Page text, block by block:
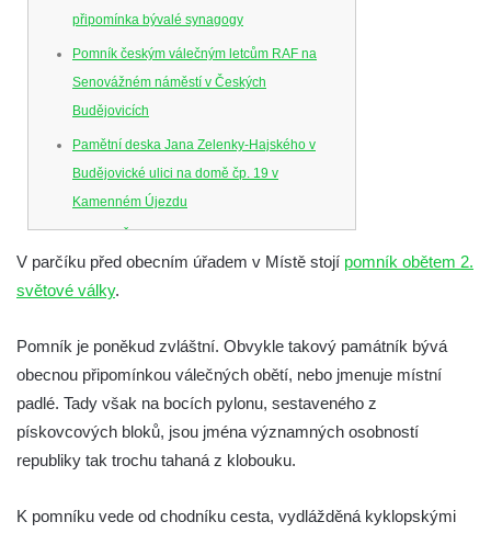
připomínka bývalé synagogy
Pomník českým válečným letcům RAF na
Senovážném náměstí v Českých
Budějovicích
Pamětní deska Jana Zelenky-Hajského v
Budějovické ulici na domě čp. 19 v
Kamenném Újezdu
Kenotaf Šimona Valhy na starém hřbitově v
Kamenném Újezdě
Kenotaf Václava B. Hájka na starém
Pomník obětem válek na Náměstí v
Kamenném Újezdě
Kenotaf Jana Mojžiše na hřbitově ve
Velešíně
Velešíně
V parčíku před obecním úřadem v Místě stojí pomník obětem 2.
světové války.
Pomník je poněkud zvláštní. Obvykle takový památník bývá
obecnou připomínkou válečných obětí, nebo jmenuje místní
padlé. Tady však na bocích pylonu, sestaveného z
pískovcových bloků, jsou jména významných osobností
republiky tak trochu tahaná z klobouku.
K pomníku vede od chodníku cesta, vydlážděná kyklopskými